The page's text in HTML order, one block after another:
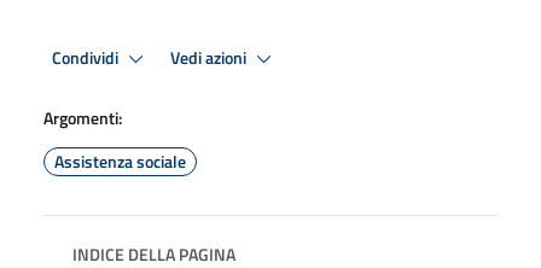
Condividi Vedi azioni
Argomenti:
Assistenza sociale
INDICE DELLA PAGINA